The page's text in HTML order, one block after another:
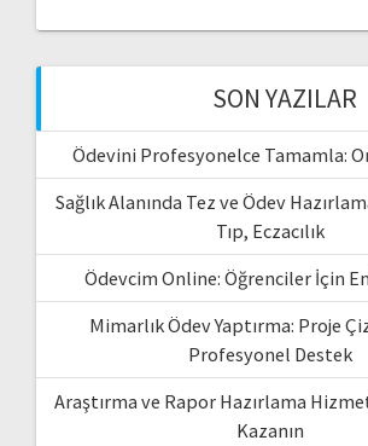
SON YAZILAR
Ödevini Profesyonelce Tamamla:
Sağlık Alanında Tez ve Ödev
Tıp, Eczacılık
Ödevcim Online: Öğrenciler İçin
Mimarlık Ödev Yaptırma: Proje
Profesyonel Destek
Araştırma ve Rapor Hazırlama
Kazanın